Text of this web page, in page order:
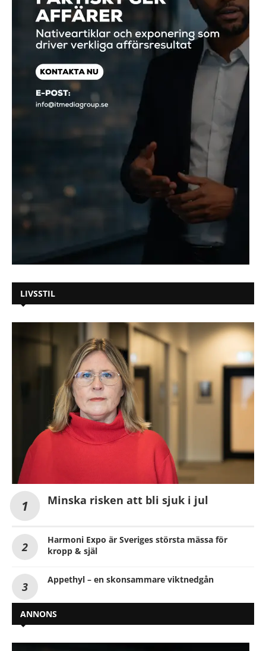
LIVSSTIL
Minska risken att bli sjuk i jul
Harmoni Expo är Sveriges största mässa för
kropp & själ
Appethyl – en skonsammare viktnedgån
ANNONS